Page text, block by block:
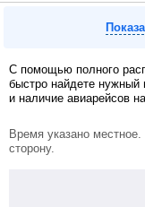
С помощью полного
быстро найдете нужный
и наличие авиарейсов
Время указано
сторону.